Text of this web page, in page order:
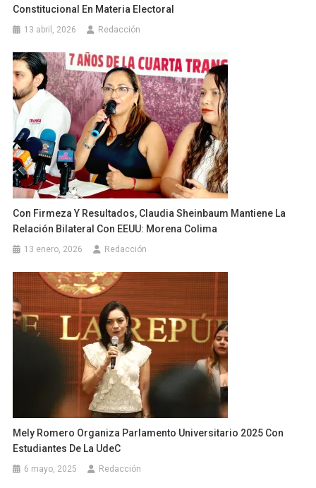
Constitucional En Materia Electoral
13 abril, 2026 Redacción
Con Firmeza Y Resultados, Claudia Sheinbaum Mantiene La
Relación Bilateral Con EEUU: Morena Colima
13 enero, 2026 Redacción
Mely Romero Organiza Parlamento Universitario 2025 Con
Estudiantes De La UdeC
6 mayo, 2025 Redacción